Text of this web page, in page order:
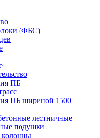
(ФБС)
ПБ
ПБ шириной 1500
лестничные
подушки
колонны